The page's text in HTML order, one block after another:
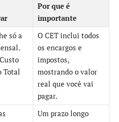
Por que é
importante
só a
Total
O CET inclui todos
os encargos e
impostos,
mostrando o valor
real que você vai
pagar.
Um prazo longo